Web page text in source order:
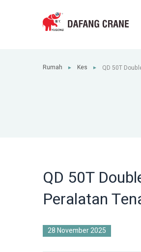
Rumah ► Kes ►
QD 50T
QD 50T
Peralatan
28 November 2025